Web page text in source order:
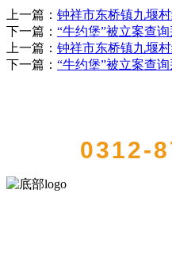
上一篇： 钟祥市东桥镇九堰
下一篇： “牛约堡”被立案查
上一篇： 钟祥市东桥镇九堰
下一篇： “牛约堡”被立案查
0312-